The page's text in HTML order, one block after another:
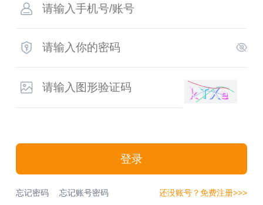
登录
忘记密码 忘记账号密码 还没账号？免费注册>>>